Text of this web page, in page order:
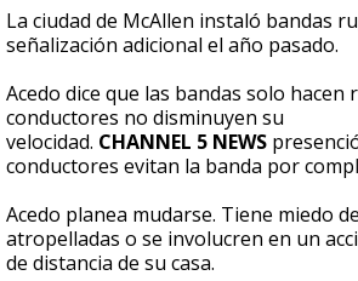
La ciudad de McAllen instaló bandas
señalización adicional el año pasado.
Acedo dice que las bandas solo hacen
conductores no disminuyen su
velocidad. CHANNEL 5 NEWS
conductores evitan la banda por
Acedo planea mudarse. Tiene miedo
atropelladas o se involucren en un
de distancia de su casa.